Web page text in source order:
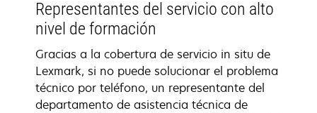
Representantes del servicio con alto
nivel de formación
Gracias a la cobertura de servicio in situ de
Lexmark, si no puede solucionar el problema
técnico por teléfono, un representante del
departamento de asistencia técnica de